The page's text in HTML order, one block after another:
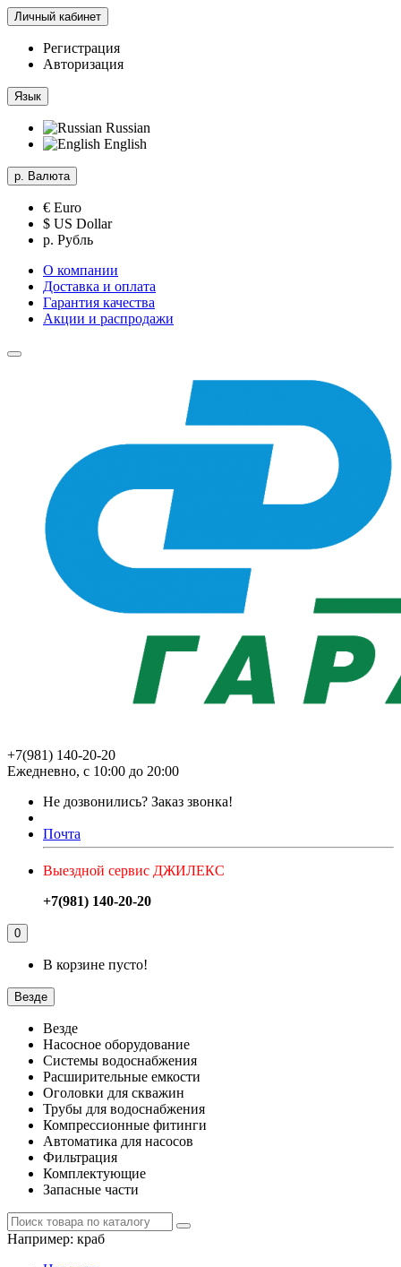
Личный кабинет
Регистрация
Авторизация
Язык
Russian
English
р. Валюта
€ Euro
$ US Dollar
р. Рубль
О компании
Доставка и оплата
Гарантия качества
Акции и распродажи
+7(981) 140-20-20
Ежедневно, с 10:00 до 20:00
Не дозвонились? Заказ звонка!
Почта
Выездной сервис ДЖИЛЕКС
+7(981) 140-20-20
0
В корзине пусто!
Везде
Везде
Насосное оборудование
Системы водоснабжения
Расширительные емкости
Оголовки для скважин
Трубы для водоснабжения
Компрессионные фитинги
Автоматика для насосов
Фильтрация
Комплектующие
Запасные части
Например: краб